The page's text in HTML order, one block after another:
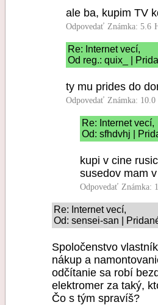
ale ba, kupim TV
Odpovedať Známka: 5.6
Re: Internet vecí,
Od reg.: quix_ |
ty mu prides do
Odpovedať Známka: 10.0
Re: Internet vecí,
Od: sfhdvhj |
kupi v cine
susedov mam
Odpovedať Známka:
Re: Internet vecí,
Od: sensei-san |
Spoločenstvo
nákup a
odčítanie sa robí
elektromer za taký,
Čo s tým spravíš?